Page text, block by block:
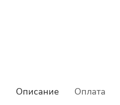
Описание Оплата